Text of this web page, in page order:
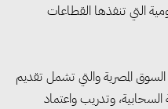
التي تنفذها القطاعات
المصرية والتي تشمل تقديم
وتدريب واعتماد